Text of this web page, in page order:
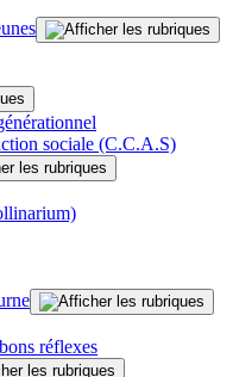
sociale (C.C.A.S)
réflexes